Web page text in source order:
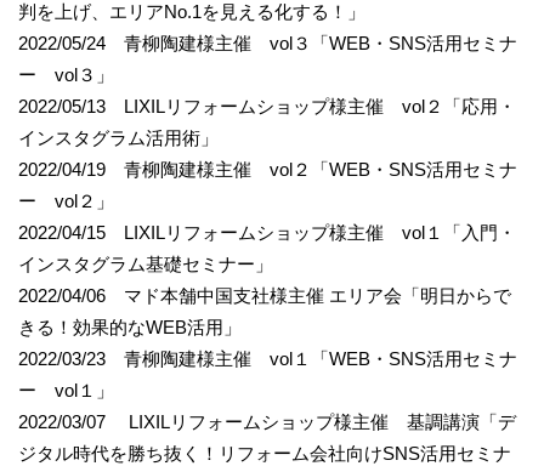
判を上げ、エリアNo.1を見える化する！」
2022/05/24 青柳陶建様主催 vol３「WEB・SNS活用セミナ
ー vol３」
2022/05/13 LIXILリフォームショップ様主催 vol２「応用・
インスタグラム活用術」
2022/04/19 青柳陶建様主催 vol２「WEB・SNS活用セミナ
ー vol２」
2022/04/15 LIXILリフォームショップ様主催 vol１「入門・
インスタグラム基礎セミナー」
2022/04/06 マド本舗中国支社様主催 エリア会「明日からで
きる！効果的なWEB活用」
2022/03/23 青柳陶建様主催 vol１「WEB・SNS活用セミナ
ー vol１」
2022/03/07 LIXILリフォームショップ様主催 基調講演「デ
ジタル時代を勝ち抜く！リフォーム会社向けSNS活用セミナ